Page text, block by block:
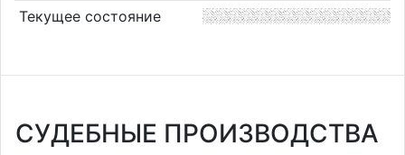
Текущее состояние
СУДЕБНЫЕ ПРОИЗВОДСТВА